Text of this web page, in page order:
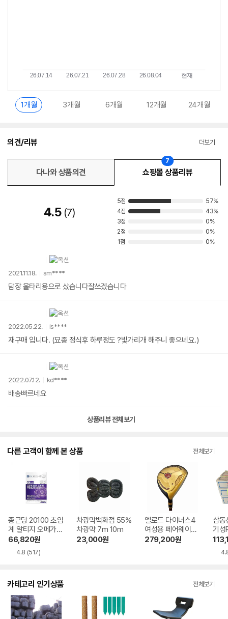
1개월 3개월 6개월 12개월 24개월
의견/리뷰 더보기
다나와 상품의견 쇼핑몰 상품리뷰
7
4.5 7
5점
57%
4점
43%
3점
0%
2점
0%
1점
0%
2021.11.18. sm****
담장 울타리용으로 샀습니다잘쓰겠습니다
2022.05.22. is****
재구매 입니다. (묘종 정식후 하루정도 ?빛가리개 해주니 좋으네요.)
2022.07.12. kd****
배송빠르네요
상품리뷰 전체보기
다른 고객이 함께 본 상품 전체보기
종근당 20100 초임
계 알티지 오메가3
루테인 지아잔틴 2
4 30캡슐 4개
66,820원
4.8 (517)
차광막백화점 55%
차광막 7m 10m
23,000원
엘로드 다이너스4
여성용 페어웨이우
드 정품
279,200원
삼동
기성
카테고리 인기상품 전체보기